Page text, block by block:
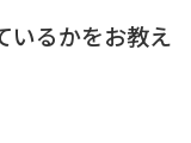
いるかをお教え